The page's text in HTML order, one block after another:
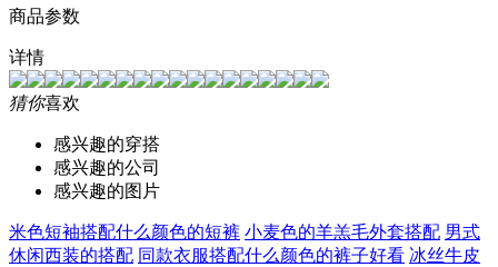
商品参数
详情
猜你喜欢
感兴趣的穿搭
感兴趣的公司
感兴趣的图片
米色短袖搭配什么颜色的短裤 小麦色的羊羔毛外套搭配 男式
休闲西装的搭配 同款衣服搭配什么颜色的裤子好看 冰丝牛皮